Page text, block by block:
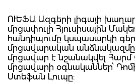
ՈՒԵՖԱ Ազգերի լիգայի
մրցափուլի Հյուսիսային
հանդիպումը կսպասարկի
մրցավարական
մրցավար է նշանակվել Հարմ
մրցավարի օգնականներ՝
Ստեֆան Լուպը: